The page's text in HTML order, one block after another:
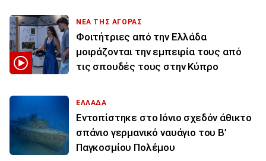
ΝΕΑ ΤΗΣ ΑΓΟΡΑΣ
Φοιτήτριες από την Ελλάδα
μοιράζονται την εμπειρία τους από
τις σπουδές τους στην Κύπρο
ΕΛΛΑΔΑ
Εντοπίστηκε στο Ιόνιο σχεδόν άθικτο
σπάνιο γερμανικό ναυάγιο του Β’
Παγκοσμίου Πολέμου